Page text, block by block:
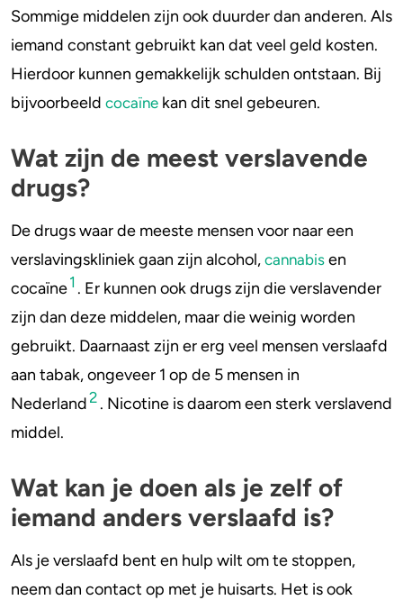
Sommige middelen zijn ook duurder dan anderen. Als
iemand constant gebruikt kan dat veel geld kosten.
Hierdoor kunnen gemakkelijk schulden ontstaan. Bij
bijvoorbeeld cocaïne kan dit snel gebeuren.
Wat zijn de meest verslavende
drugs?
De drugs waar de meeste mensen voor naar een
verslavingskliniek gaan zijn alcohol, cannabis en
cocaïne1 . Er kunnen ook drugs zijn die verslavender
zijn dan deze middelen, maar die weinig worden
gebruikt. Daarnaast zijn er erg veel mensen verslaafd
aan tabak, ongeveer 1 op de 5 mensen in
Nederland2 . Nicotine is daarom een sterk verslavend
middel.
Wat kan je doen als je zelf of
iemand anders verslaafd is?
Als je verslaafd bent en hulp wilt om te stoppen,
neem dan contact op met je huisarts. Het is ook